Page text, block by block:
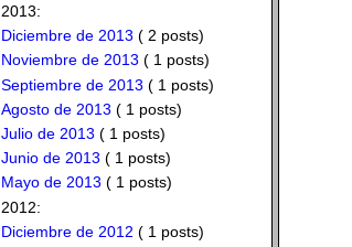
2013:
Diciembre de 2013 ( 2 posts)
Noviembre de 2013 ( 1 posts)
Septiembre de 2013 ( 1 posts)
Agosto de 2013 ( 1 posts)
Julio de 2013 ( 1 posts)
Junio de 2013 ( 1 posts)
Mayo de 2013 ( 1 posts)
2012:
Diciembre de 2012 ( 1 posts)